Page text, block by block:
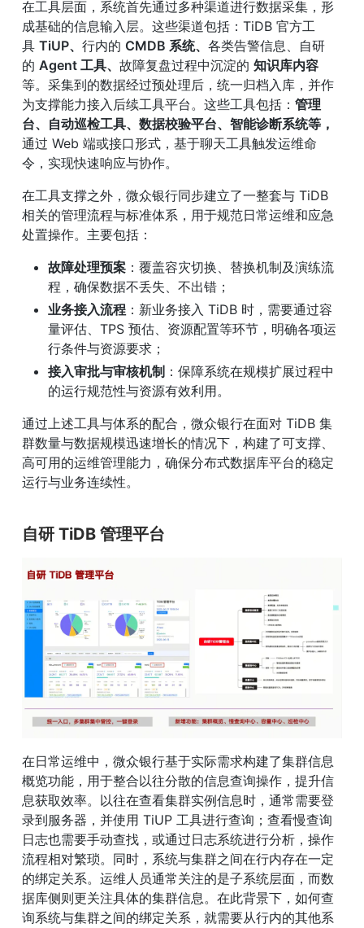
在工具层面，系统首先通过多种渠道进行数据采集，形
成基础的信息输入层。这些渠道包括：TiDB 官方工
具 TiUP、 行内的 CMDB 系统、 各类告警信息、自研
的 Agent 工具、 故障复盘过程中沉淀的 知识库内容
等。采集到的数据经过预处理后，统一归档入库，并作
为支撑能力接入后续工具平台。这些工具包括： 管理
台、自动巡检工具、数据校验平台、智能诊断系统等，
通过 Web 端或接口形式，基于聊天工具触发运维命
令，实现快速响应与协作。
在工具支撑之外，微众银行同步建立了一整套与 TiDB
相关的管理流程与标准体系，用于规范日常运维和应急
处置操作。主要包括：
故障处理预案 ：覆盖容灾切换、替换机制及演练流
程，确保数据不丢失、不出错；
业务接入流程 ：新业务接入 TiDB 时，需要通过容
量评估、TPS 预估、资源配置等环节，明确各项运
行条件与资源要求；
接入审批与审核机制 ：保障系统在规模扩展过程中
的运行规范性与资源有效利用。
通过上述工具与体系的配合，微众银行在面对 TiDB 集
群数量与数据规模迅速增长的情况下，构建了可支撑、
高可用的运维管理能力，确保分布式数据库平台的稳定
运行与业务连续性。
自研 TiDB 管理平台
在日常运维中，微众银行基于实际需求构建了集群信息
概览功能，用于整合以往分散的信息查询操作，提升信
息获取效率。以往在查看集群实例信息时，通常需要登
录到服务器，并使用 TiUP 工具进行查询；查看慢查询
日志也需要手动查找，或通过日志系统进行分析，操作
流程相对繁琐。同时，系统与集群之间在行内存在一定
的绑定关系。运维人员通常关注的是子系统层面，而数
据库侧则更关注具体的集群信息。在此背景下，如何查
询系统与集群之间的绑定关系，就需要从行内的其他系